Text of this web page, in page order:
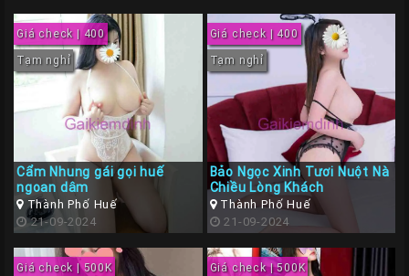
Giá check | 400
Tạm nghỉ
Cẩm Nhung gái gọi huế
ngoan dâm
Thành Phố Huế
21-09-2024
Giá check | 400
Tạm nghỉ
Bảo Ngọc Xinh Tươi Nuột Nà
Chiều Lòng Khách
Thành Phố Huế
21-09-2024
Giá check | 500K
Giá check | 500K